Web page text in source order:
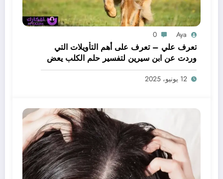
Aya
0
تعرف علي – تعرف على أهم التأويلات التي
وردت عن ابن سيرين لتفسير حلم الكلب يعض
يدي – بالتفصيل
12 يونيو، 2025